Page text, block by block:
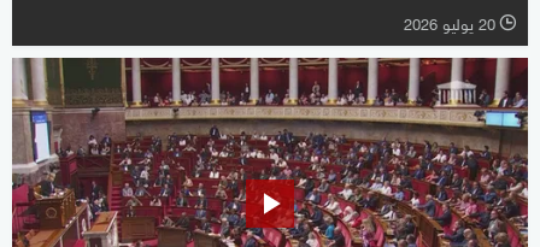
l 20 يوليو 2026